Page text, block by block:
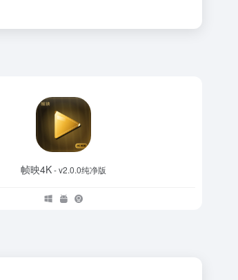
帧映4K- v2.0.0纯净版